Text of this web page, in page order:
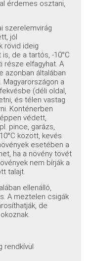
érdemes osztani,
szerelemvirág
jól
rövid ideig
is, de a tartós, -10°C
része elfagyhat. A
azonban általában
Magyarországon a
(déli oldal,
és télen vastag
Konténerben
védett,
pince, garázs,
között, kevés
esetében a
ha a növény tövét
nem bírják a
talajt.
ellenálló,
A meztelen csigák
de
rendkívül